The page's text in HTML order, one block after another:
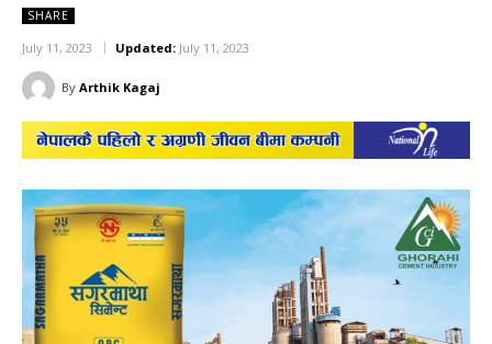
SHARE
July 11, 2023 Updated: July 11, 2023
By Arthik Kagaj